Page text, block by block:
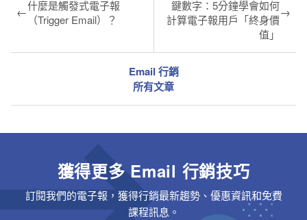
←什麼是觸發式電子報
（Trigger Email）？
Email 行銷
所有文章
鍵數字：5分鐘學會如何
計算電子報用戶「終身價
值」
→
獲得更多 Email 行銷技巧
訂閱我們的電子報，獲得行銷最新趨勢、優惠資訊和免費
課程訊息。